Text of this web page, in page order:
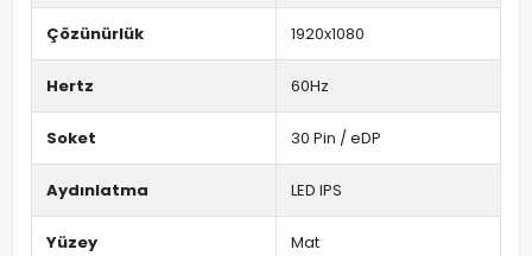
Çözünürlük 1920x1080
Hertz 60Hz
Soket 30 Pin / eDP
Aydınlatma LED IPS
Yüzey Mat